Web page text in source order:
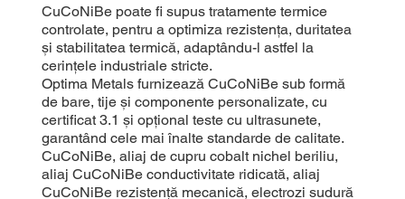
CuCoNiBe poate fi supus tratamente termice
controlate, pentru a optimiza rezistența, duritatea
și stabilitatea termică, adaptându-l astfel la
cerințele industriale stricte.
Optima Metals furnizează CuCoNiBe sub formă
de bare, tije și componente personalizate, cu
certificat 3.1 și opțional teste cu ultrasunete,
garantând cele mai înalte standarde de calitate.
CuCoNiBe, aliaj de cupru cobalt nichel beriliu,
aliaj CuCoNiBe conductivitate ridicată, aliaj
CuCoNiBe rezistență mecanică, electrozi sudură